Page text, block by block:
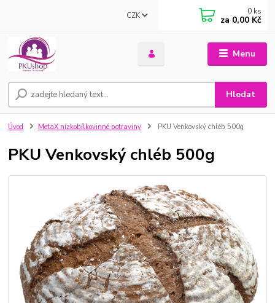
Menu
CZK
Hledat
0 ks
za 0,00 Kč
Úvod MetaX nízkobílkovinné potraviny PKU Venkovský chléb 500g
PKU Venkovský chléb 500g